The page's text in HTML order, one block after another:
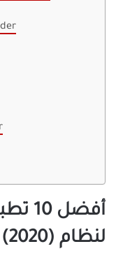
لنظام Android (2020)